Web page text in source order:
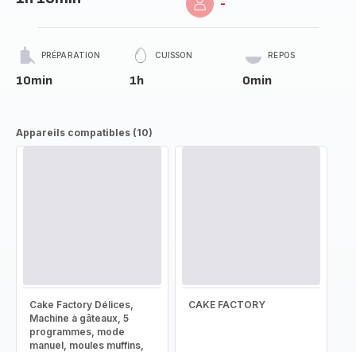
-
PRÉPARATION
10min
CUISSON
1h
REPOS
0min
Appareils compatibles (10)
Cake Factory Délices,
Machine à gâteaux, 5
programmes, mode
manuel, moules muffins,
CAKE FACTORY